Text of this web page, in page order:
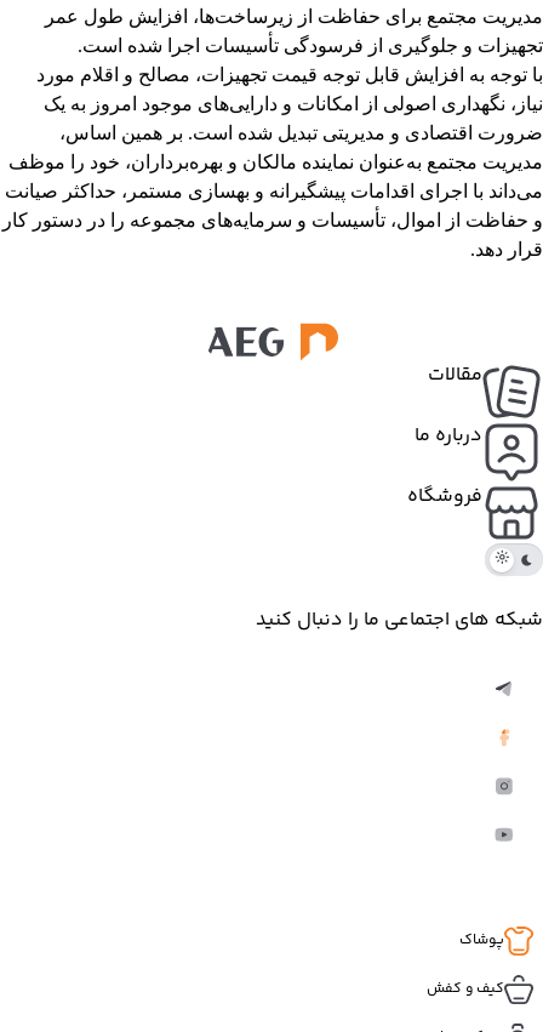
مدیریت مجتمع برای حفاظت از زیرساخت‌ها، افزایش طول عمر
تجهیزات و جلوگیری از فرسودگی تأسیسات اجرا شده است.
با توجه به افزایش قابل توجه قیمت تجهیزات، مصالح و اقلام مورد
نیاز، نگهداری اصولی از امکانات و دارایی‌های موجود امروز به یک
ضرورت اقتصادی و مدیریتی تبدیل شده است. بر همین اساس،
مدیریت مجتمع به‌عنوان نماینده مالکان و بهره‌برداران، خود را موظف
می‌داند با اجرای اقدامات پیشگیرانه و بهسازی مستمر، حداکثر صیانت
و حفاظت از اموال، تأسیسات و سرمایه‌های مجموعه را در دستور کار
قرار دهد.
مقالات
درباره ما
فروشگاه
شبکه های اجتماعی ما را دنبال کنید
پوشاک
کیف و کفش